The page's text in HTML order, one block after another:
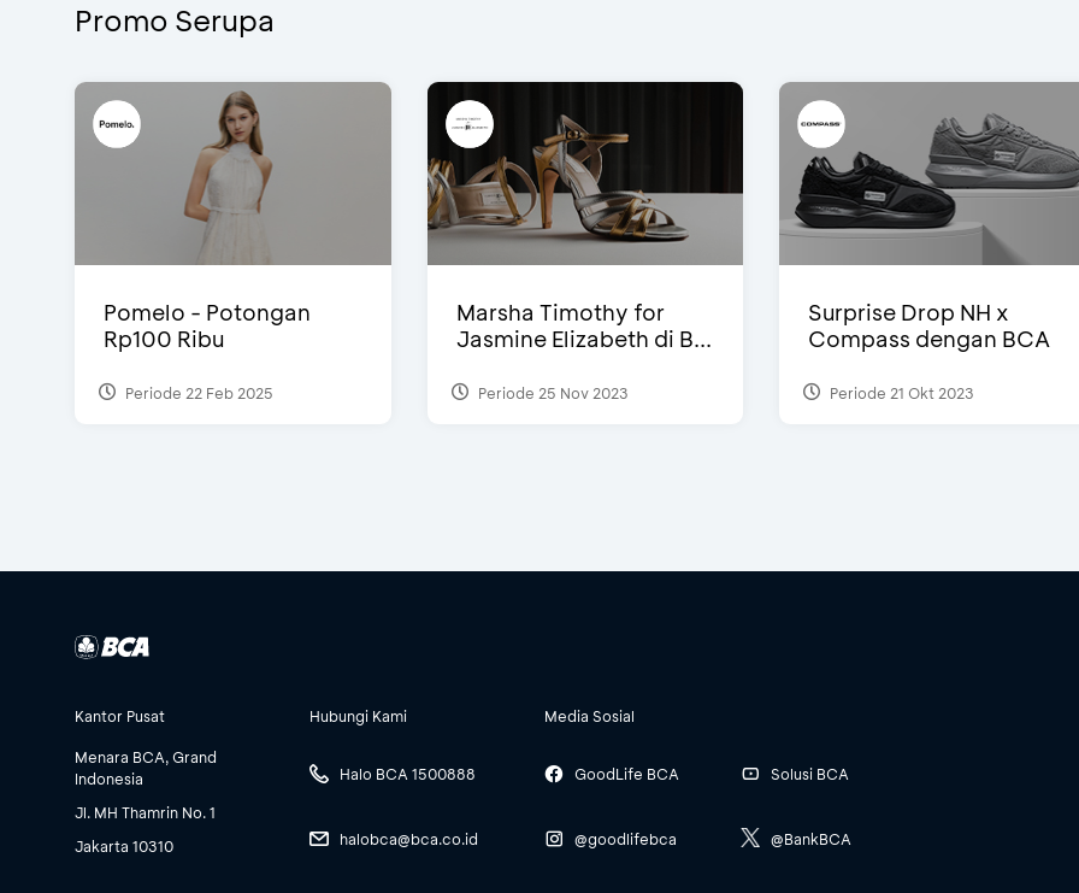
Promo Serupa
Pomelo - Potongan
Rp100 Ribu
Periode 22 Feb 2025
Marsha Timothy for
Jasmine Elizabeth di B...
Periode 25 Nov 2023
Surprise Drop NH x
Compass dengan BCA
Periode 21 Okt 2023
Kantor Pusat
Menara BCA, Grand
Indonesia
Jl. MH Thamrin No. 1
Jakarta 10310
Hubungi Kami
Halo BCA 1500888
halobca@bca.co.id
Media Sosial
GoodLife BCA
@goodlifebca
Solusi BCA
@BankBCA